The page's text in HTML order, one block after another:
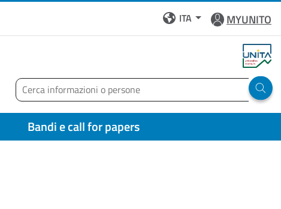
ITA MYUNITO
Cerca
Run
Bandi e call for papers